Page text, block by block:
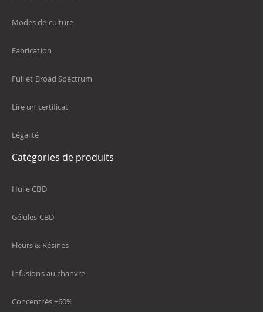
Modes de culture
Fabrication
Full et Broad Spectrum
Lire un certificat
Légalité
Catégories de produits
Huile CBD
Gélules CBD
Fleurs & Résines
Infusions au chanvre
Concentrés +60%